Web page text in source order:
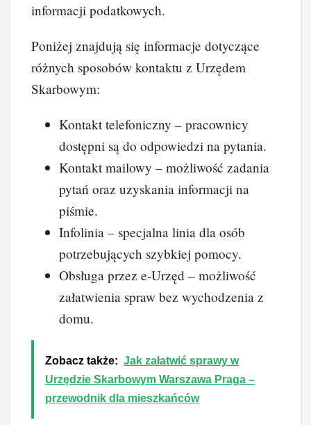
informacji podatkowych.
Poniżej znajdują się informacje dotyczące
różnych sposobów kontaktu z Urzędem
Skarbowym:
Kontakt telefoniczny – pracownicy
dostępni są do odpowiedzi na pytania.
Kontakt mailowy – możliwość zadania
pytań oraz uzyskania informacji na
piśmie.
Infolinia – specjalna linia dla osób
potrzebujących szybkiej pomocy.
Obsługa przez e-Urzęd – możliwość
załatwienia spraw bez wychodzenia z
domu.
Zobacz także: Jak załatwić sprawy w
Urzędzie Skarbowym Warszawa Praga –
przewodnik dla mieszkańców